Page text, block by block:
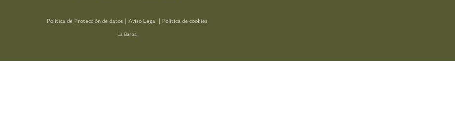
Política de Protección de datos Aviso Legal Política de cookies
La Barba